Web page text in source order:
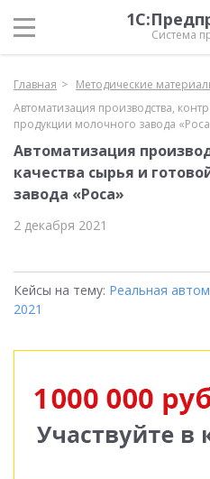
Система
Главная
Методические
Автоматизация производства,
продукции молочного завода
Автоматизация
качества сырья и
завода «Роса»
2 декабря 2021
Кейсы на тему: Реальная
2021